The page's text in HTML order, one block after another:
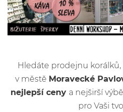
Hledáte prodejnu
v městě Moravecké
nejlepší ceny a nejširší
pro Vaši